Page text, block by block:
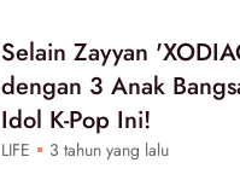
Selain Zayyan
dengan 3 Anak
Idol K-Pop Ini!
LIFE 3 tahun yang lalu